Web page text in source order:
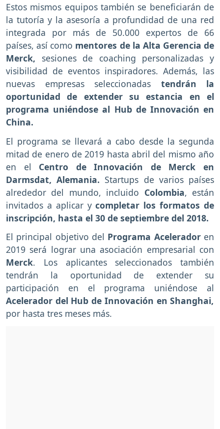
Estos mismos equipos también se beneficiarán de
la tutoría y la asesoría a profundidad de una red
integrada por más de 50.000 expertos de 66
países, así como mentores de la Alta Gerencia de
Merck, sesiones de coaching personalizadas y
visibilidad de eventos inspiradores. Además, las
nuevas empresas seleccionadas tendrán la
oportunidad de extender su estancia en el
programa uniéndose al Hub de Innovación en
China.
El programa se llevará a cabo desde la segunda
mitad de enero de 2019 hasta abril del mismo año
en el Centro de Innovación de Merck en
Darmsdat, Alemania. Startups de varios países
alrededor del mundo, incluido Colombia, están
invitados a aplicar ycompletar los formatos de
inscripción, hasta el 30 de septiembre del 2018.
El principal objetivo del Programa Acelerador en
2019 será lograr una asociación empresarial con
Merck. Los aplicantes seleccionados también
tendrán la oportunidad de extender su
participación en el programa uniéndose al
Acelerador del Hub de Innovación en Shanghai,
por hasta tres meses más.